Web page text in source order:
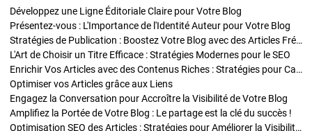
Développez une Ligne Éditoriale Claire pour Votre Blog
Présentez-vous : L'Importance de l'Identité Auteur pour Votre Blog
Stratégies de Publication : Boostez Votre Blog avec des Articles Fréquents et Exclusifs
L'Art de Choisir un Titre Efficace : Stratégies Modernes pour le SEO
Enrichir Vos Articles avec des Contenus Riches : Stratégies pour Captiver et Optimiser
Optimiser vos Articles grâce aux Liens
Engagez la Conversation pour Accroître la Visibilité de Votre Blog
Amplifiez la Portée de Votre Blog : Le partage est la clé du succès !
Optimisation SEO des Articles : Stratégies pour Améliorer la Visibilité de Votre Blog